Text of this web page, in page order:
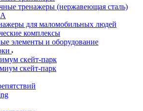
тренажеры (нержавеющая сталь)
для маломобильных людей
комплексы
элементы и оборудование
скейт-парк
скейт-парк